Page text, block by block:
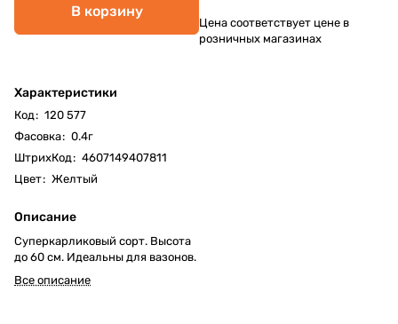
В корзину
Характеристики
Код: 120 577
Фасовка: 0.4г
ШтрихКод: 4607149407811
Цвет: Желтый
Описание
Суперкарликовый сорт. Высота
до 60 см. Идеальны для вазонов.
Все описание
Цена соответствует цене в
розничных магазинах